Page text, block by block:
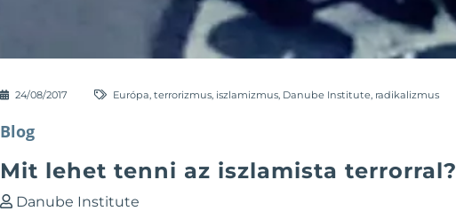
24/08/2017 Európa terrorizmus iszlamizmus Danube Institute radikalizmus
Blog
Mit lehet tenni az iszlamista terrorral?
Danube Institute